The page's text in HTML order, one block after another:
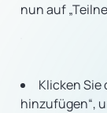
nun auf
Klicken Sie
hinzufügen“,